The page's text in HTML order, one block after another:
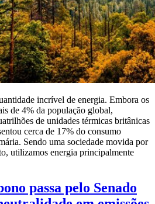
incrível de energia. Embora os
de 4% da população global,
de unidades térmicas britânicas
cerca de 17% do consumo
Sendo uma sociedade movida por
utilizamos energia principalmente
passa pelo Senado